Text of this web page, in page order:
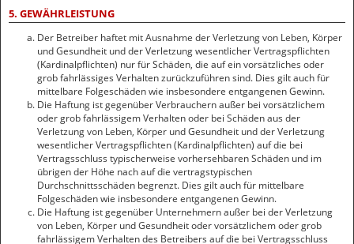
5. GEWÄHRLEISTUNG
Der Betreiber haftet mit Ausnahme der Verletzung von Leben, Körper
und Gesundheit und der Verletzung wesentlicher Vertragspflichten
(Kardinalpflichten) nur für Schäden, die auf ein vorsätzliches oder
grob fahrlässiges Verhalten zurückzuführen sind. Dies gilt auch für
mittelbare Folgeschäden wie insbesondere entgangenen Gewinn.
Die Haftung ist gegenüber Verbrauchern außer bei vorsätzlichem
oder grob fahrlässigem Verhalten oder bei Schäden aus der
Verletzung von Leben, Körper und Gesundheit und der Verletzung
wesentlicher Vertragspflichten (Kardinalpflichten) auf die bei
Vertragsschluss typischerweise vorhersehbaren Schäden und im
übrigen der Höhe nach auf die vertragstypischen
Durchschnittsschäden begrenzt. Dies gilt auch für mittelbare
Folgeschäden wie insbesondere entgangenen Gewinn.
Die Haftung ist gegenüber Unternehmern außer bei der Verletzung
von Leben, Körper und Gesundheit oder vorsätzlichem oder grob
fahrlässigem Verhalten des Betreibers auf die bei Vertragsschluss